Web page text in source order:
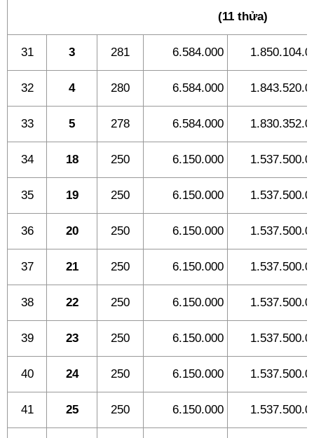
(11 thửa)
31 3 281 6.584.000
32 4 280 6.584.000
33 5 278 6.584.000
34 18 250 6.150.000
35 19 250 6.150.000
36 20 250 6.150.000
37 21 250 6.150.000
38 22 250 6.150.000
39 23 250 6.150.000
40 24 250 6.150.000
41 25 250 6.150.000